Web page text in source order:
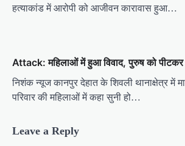
हत्याकांड में आरोपी को आजीवन कारावास हुआ…
Attack: महिलाओं में हुआ विवाद, पुरुष को पीटकर
निशंक न्यूज कानपुर देहात के शिवली थानाक्षेत्र में
परिवार की महिलाओं में कहा सुनी हो…
Leave a Reply